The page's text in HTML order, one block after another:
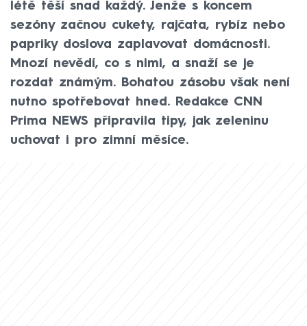
létě těší snad každý. Jenže s koncem
sezóny začnou cukety, rajčata, rybíz nebo
papriky doslova zaplavovat domácnosti.
Mnozí nevědí, co s nimi, a snaží se je
rozdat známým. Bohatou zásobu však není
nutno spotřebovat hned. Redakce CNN
Prima NEWS připravila tipy, jak zeleninu
uchovat i pro zimní měsíce.